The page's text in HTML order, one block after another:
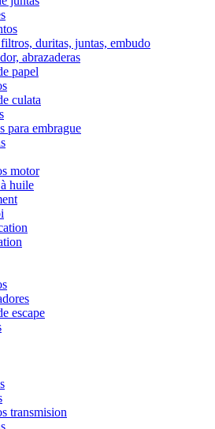
duritas, juntas, embudo
abrazaderas
papel
culata
para embrague
motor
huile
escape
transmision